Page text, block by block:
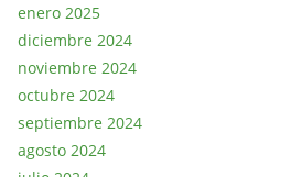
enero 2025
diciembre 2024
noviembre 2024
octubre 2024
septiembre 2024
agosto 2024